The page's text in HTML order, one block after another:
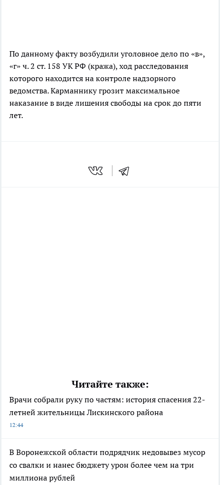
По данному факту возбудили уголовное дело по «в»,
«г» ч. 2 ст. 158 УК РФ (кража), ход расследования
которого находится на контроле надзорного
ведомства. Карманнику грозит максимальное
наказание в виде лишения свободы на срок до пяти
лет.
Читайте также:
Врачи собрали руку по частям: история спасения 22-
летней жительницы Лискинского района
12:44
В Воронежской области подрядчик недовывез мусор
со свалки и нанес бюджету урон более чем на три
миллиона рублей